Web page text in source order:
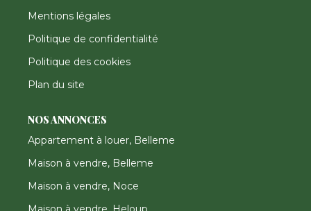
Mentions légales
Politique de confidentialité
Politique des cookies
Plan du site
NOS ANNONCES
Appartement à louer, Belleme
Maison à vendre, Belleme
Maison à vendre, Noce